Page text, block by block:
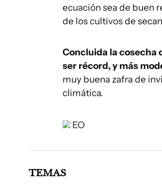
ecuación sea de buen
de los cultivos de
Concluida la cosecha
ser récord, y más
muy buena zafra de
climática.
EO
TEMAS